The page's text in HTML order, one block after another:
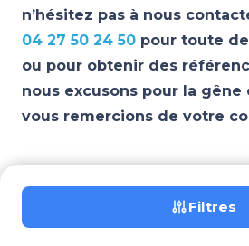
n’hésitez pas à nous
04 27 50 24 50 pour toute
ou pour obtenir des
nous excusons pour la gêne
vous remercions de votre
Filtres